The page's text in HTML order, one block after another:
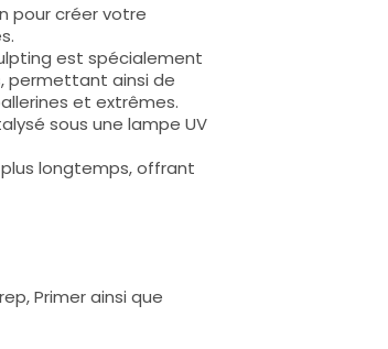
pour créer votre
est spécialement
permettant ainsi de
et extrêmes.
sous une lampe UV
longtemps, offrant
Primer ainsi que